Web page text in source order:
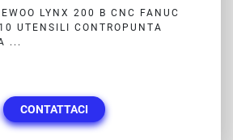
LYNX 200 B CNC FANUC
UTENSILI CONTROPUNTA
...
CONTATTACI